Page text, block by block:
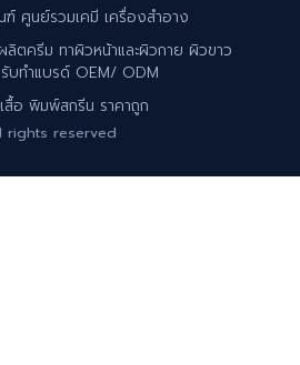
ศูนย์รวมเคมี เครื่องสำอาง
ตครีม ทาผิวหน้าและผิวกาย ผิวขาว
ทำแบรด์ OEM/ ODM
สื้อ พิมพ์สกรีน ราคาถูก
rights reserved